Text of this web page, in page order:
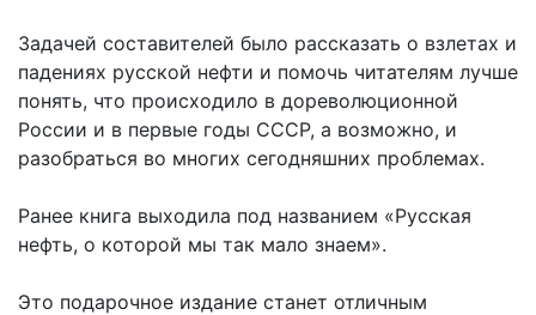
Задачей составителей было рассказать о взлетах и
падениях русской нефти и помочь читателям лучше
понять, что происходило в дореволюционной
России и в первые годы СССР, а возможно, и
разобраться во многих сегодняшних проблемах.
Ранее книга выходила под названием «Русская
нефть, о которой мы так мало знаем».
Это подарочное издание станет отличным